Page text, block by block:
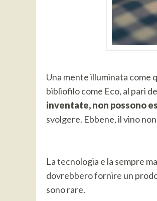
Una mente illuminata come
bibliofilo come Eco, al pari
inventate, non possono
svolgere. Ebbene, il vino
La tecnologia e la sempre
dovrebbero fornire un
sono rare.